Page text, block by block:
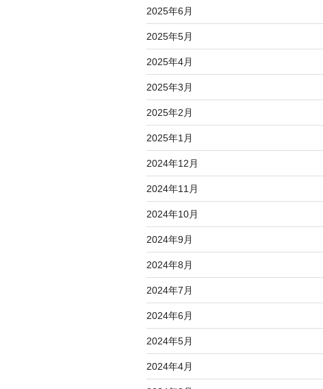
2025年6月
2025年5月
2025年4月
2025年3月
2025年2月
2025年1月
2024年12月
2024年11月
2024年10月
2024年9月
2024年8月
2024年7月
2024年6月
2024年5月
2024年4月